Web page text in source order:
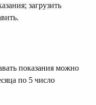
загрузить
показания можно
по 5 число